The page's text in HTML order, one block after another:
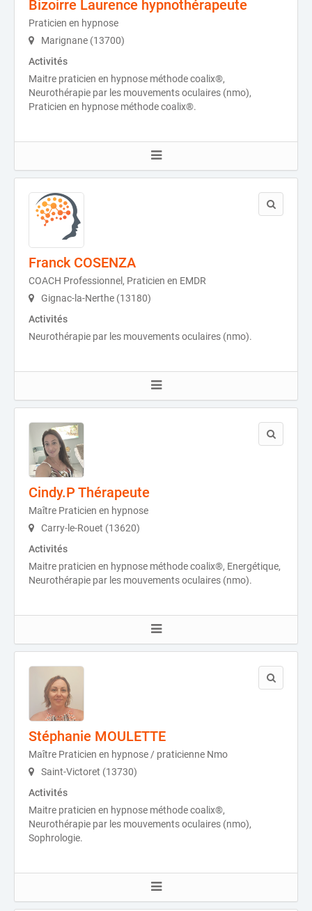
Bizoirre Laurence hypnothérapeute
Praticien en hypnose
Marignane (13700)
Activités
Maitre praticien en hypnose méthode coalix®,
Neurothérapie par les mouvements oculaires (nmo),
Praticien en hypnose méthode coalix®.
Franck COSENZA
COACH Professionnel, Praticien en EMDR
Gignac-la-Nerthe (13180)
Activités
Neurothérapie par les mouvements oculaires (nmo).
Cindy.P Thérapeute
Maître Praticien en hypnose
Carry-le-Rouet (13620)
Activités
Maitre praticien en hypnose méthode coalix®, Energétique,
Neurothérapie par les mouvements oculaires (nmo).
Stéphanie MOULETTE
Maître Praticien en hypnose / praticienne Nmo
Saint-Victoret (13730)
Activités
Maitre praticien en hypnose méthode coalix®,
Neurothérapie par les mouvements oculaires (nmo),
Sophrologie.